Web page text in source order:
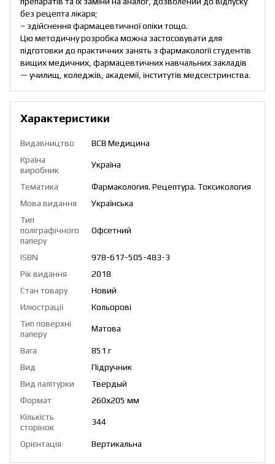
без рецепта лікаря;
– здійснення фармацевтичної опіки тощо.
Цю методичну розробка можна застосовувати для
підготовки до практичних занять з фармакології студентів
вищих медичних, фармацевтичних навчальних закладів
— училищ, коледжів, академії, інститутів медсестринства.
Характеристики
Видавництво
ВСВ Медицина
Країна
виробник
Україна
Тематика
Фармакология. Рецептура. Токсикология
Мова видання
Українська
Тип
поліграфічного
паперу
Офсетний
ISBN
978-617-505-483-3
Рік видання
2018
Стан товару
Новий
Илюстрації
Кольорові
Тип поверхні
паперу
Матова
Вага
851 г
Вид
Підручник
Вид палітурки
Твердый
Формат
260х205 мм
Кількість
сторінок
344
Орієнтація Вертикальна